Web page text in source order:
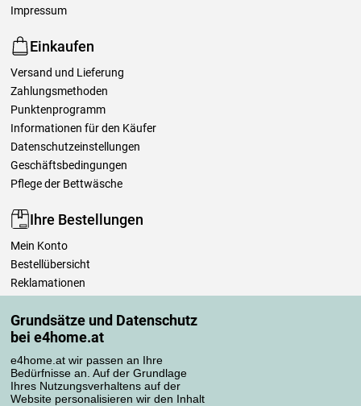
Grundsätze und Datenschutz
bei e4home.at
e4home.at wir passen an Ihre
Bedürfnisse an. Auf der Grundlage
Ihres Nutzungsverhaltens auf der
Website personalisieren wir den Inhalt
Impressum
Einkaufen
Versand und Lieferung
Zahlungsmethoden
Punktenprogramm
Informationen für den Käufer
Datenschutzeinstellungen
Geschäftsbedingungen
Pflege der Bettwäsche
Ihre Bestellungen
Mein Konto
Bestellübersicht
Reklamationen
Einfach mehr wissen
Richtlinien zur Verarbeitung von Bewertungen
Transportarten